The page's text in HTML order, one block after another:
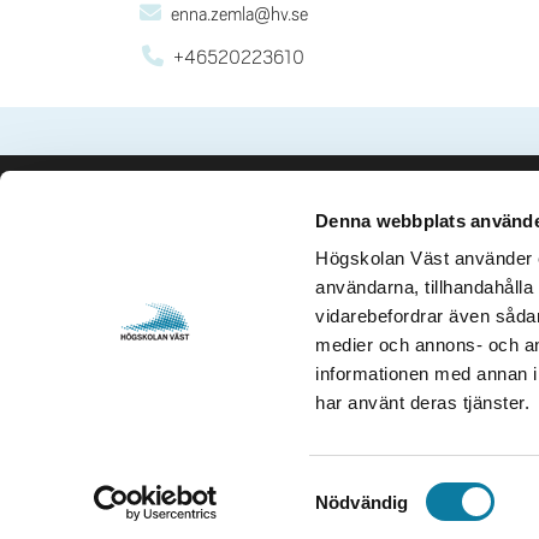
Denna webbplats
Högskolan Väst
användarna,
vidarebefordrar även
medier och annons- och
informationen med annan
har använt deras tjänster.
a
Nödvändig
enna.zemla@hv.se
+46520223610
0520-22 30 00
Besök
Gustava
461 32
Org. nr.
Öppettider